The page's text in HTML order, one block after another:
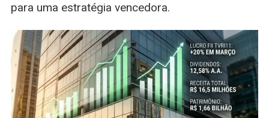
para uma estratégia vencedora.